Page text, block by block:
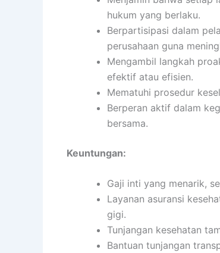
hukum yang berlaku.
Berpartisipasi dalam
perusahaan guna
Mengambil langkah
efektif atau efisien.
Mematuhi prosedur
Berperan aktif dalam
bersama.
Keuntungan:
Gaji inti yang menarik,
Layanan asuransi
gigi.
Tunjangan kesehatan
Bantuan tunjangan